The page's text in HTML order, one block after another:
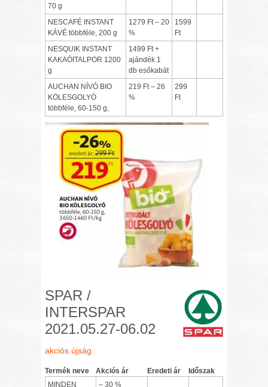
70 g
NESCAFÉ INSTANT
KÁVÉ többféle, 200 g
1279 Ft – 20
%
1599
Ft
NESQUIK INSTANT
KAKAÓITALPOR 1200
g
1499 Ft +
ajándék 1
db esőkabát
AUCHAN NÍVÓ BIO
KÖLESGOLYÓ
többféle, 60-150 g,
219 Ft – 26
%
299
Ft
SPAR /
INTERSPAR
2021.05.27-06.02
akciós újság
Termék neve Akciós ár Eredeti ár
Időszak
MINDEN
– 30 %